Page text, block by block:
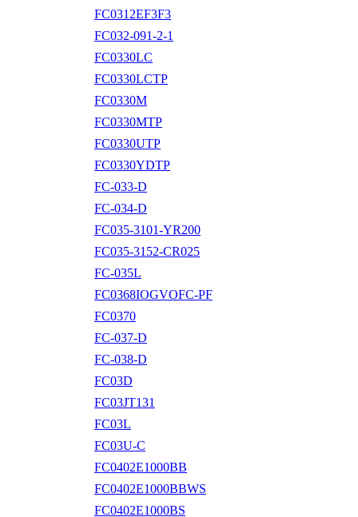
FC0312EF3F3
FC032-091-2-1
FC0330LC
FC0330LCTP
FC0330M
FC0330MTP
FC0330UTP
FC0330YDTP
FC-033-D
FC-034-D
FC035-3101-YR200
FC035-3152-CR025
FC-035L
FC0368IOGVOFC-PF
FC0370
FC-037-D
FC-038-D
FC03D
FC03JT131
FC03L
FC03U-C
FC0402E1000BB
FC0402E1000BBWS
FC0402E1000BS